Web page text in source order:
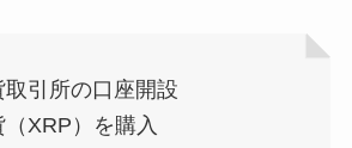
引所の口座開設
XRP）を購入